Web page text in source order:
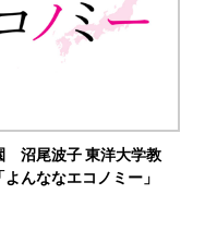
沼尾波子 東洋大学教
んななエコノミー」